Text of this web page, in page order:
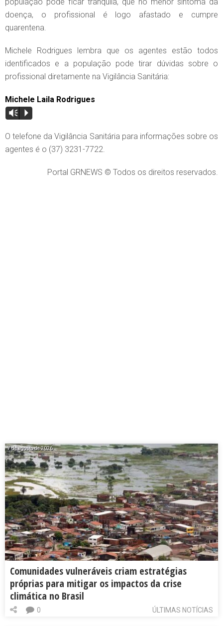
doença, o profissional é logo afastado e cumpre
quarentena.
Michele Rodrigues lembra que os agentes estão todos
identificados e a população pode tirar dúvidas sobre o
profissional diretamente na Vigilância Sanitária:
Michele Laila Rodrigues
Vm P
O telefone da Vigilância Sanitária para informações sobre os
agentes é o (37) 3231-7722.
Portal GRNEWS © Todos os direitos reservados.
7 de agosto de 2026
Comunidades vulneráveis criam estratégias
próprias para mitigar os impactos da crise
climática no Brasil
ÚLTIMAS NOTÍCIAS
0